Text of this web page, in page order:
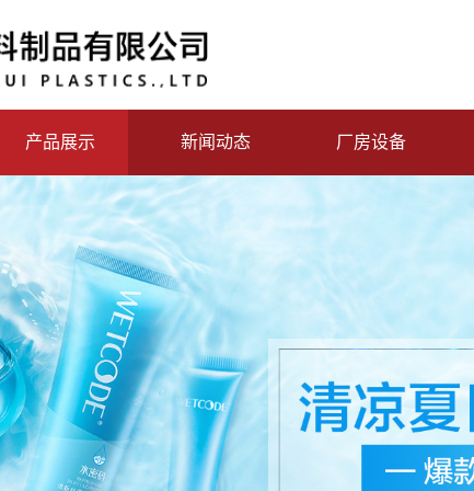
产品展示 新闻动态 厂房设备